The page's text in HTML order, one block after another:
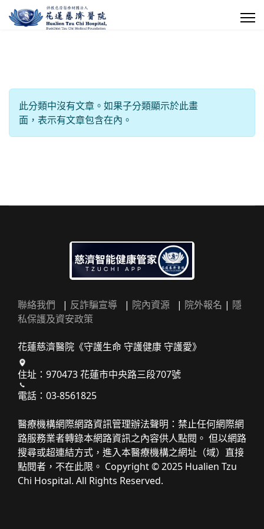
每頁顯示條數
信息
此分類中沒有文章。如果子分類顯示於此畫
面，表示有文章包含在內。
聯絡我們 | 反詐騙宣導 | 院內資源 | 院外報名 | 隱
私保護及資安政策
花蓮慈濟醫院《守護生命 守護健康 守護愛》
住址：970473 花蓮市中央路三段707號
電話：03-8561825
醫療機構網際網路資訊管理辦法聲明：禁止任何網際網
路服務業者轉錄本網路資訊之內容供人點閱。 但以網路
搜尋或超連結方式，進入本醫療機構之網址（域）直接
點閱者，不在此限。 Copyright © 2025 Hualien Tzu
Chi Hospital. All Rights Reserved.